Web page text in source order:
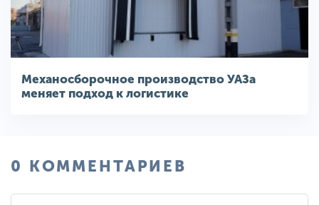
Механосборочное производство УАЗа
меняет подход к логистике
0 КОММЕНТАРИЕВ